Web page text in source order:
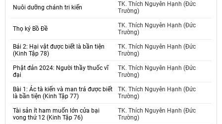
Nuôi dưỡng chánh tri kiến
TK. Thích Nguyên Hạnh (Đức
Trường)
Thọ ký Bồ Đề
TK. Thích Nguyên Hạnh (Đức
Trường)
Bái 2: Hại vật được biết là bần tiện
(Kinh Tập 78)
TK. Thích Nguyên Hạnh (Đức
Trường)
Phật đản 2024: Người thầy thuốc vĩ
đại
TK. Thích Nguyên Hạnh (Đức
Trường)
Bài 1: Ác tà kiến và man trá được biết
là bần tiện (Kinh Tập 77)
TK. Thích Nguyên Hạnh (Đức
Trường)
Tài sản ít ham muốn lớn cửa bại
vong thứ 12 (Kinh Tập 76)
TK. Thích Nguyên Hạnh (Đức
Trường)